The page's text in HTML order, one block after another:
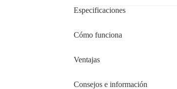
Especificaciones
Cómo funciona
Ventajas
Consejos e información